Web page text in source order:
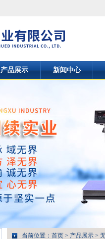
产品展示 新闻中心
当前位置： 首页 > 产品展示 >